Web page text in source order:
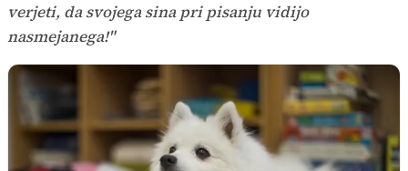
verjeti, da svojega sina pri pisanju vidijo
nasmejanega!"